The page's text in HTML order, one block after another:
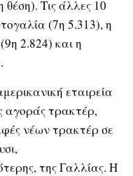
Τις άλλες 10
(7η 5.313), η
2.824) και η
εταιρεία
αγοράς τρακτέρ,
νέων τρακτέρ σε
της Γαλλίας. Η